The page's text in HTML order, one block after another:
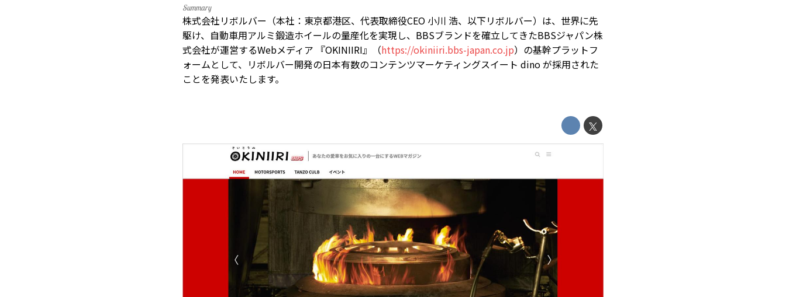
株式会社リボルバー（本社：東京都港区、代表取締役CEO 小川 浩、以下リボルバー）は、世界に先
駆け、自動車用アルミ鍛造ホイールの量産化を実現し、BBSブランドを確立してきたBBSジャパン株
式会社が運営するWebメディア 『OKINIIRI』（https://okiniiri.bbs-japan.co.jp）の基幹プラットフ
ォームとして、リボルバー開発の日本有数のコンテンツマーケティングスイート dino が採用された
ことを発表いたします。